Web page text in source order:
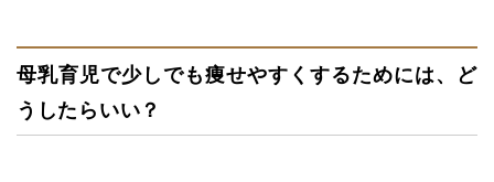
母乳育児で少しでも痩せやすくするためには、ど
うしたらいい？